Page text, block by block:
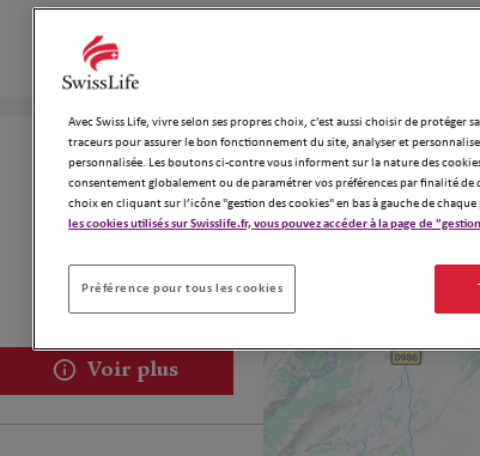
12 agences Swiss
Voir plus
Avec Swiss Life, vivre selon ses propres choix, c’est aussi choisir de protéger
traceurs pour assurer le bon fonctionnement du site, analyser et
personnalisée. Les boutons ci-contre vous informent sur la nature des
consentement globalement ou de paramétrer vos préférences par finalité
choix en cliquant sur l’icône "gestion des cookies" en bas à gauche de
les cookies utilisés sur Swisslife.fr, vous pouvez accéder à la page de
Préférence pour tous les cookies